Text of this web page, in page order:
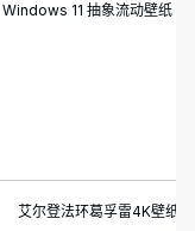
Windows 11 抽象流动壁纸 4K
艾尔登法环葛孚雷4K壁纸